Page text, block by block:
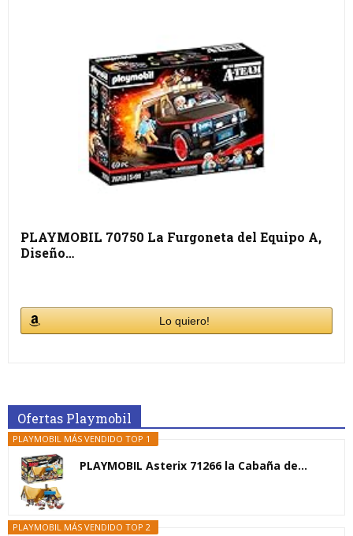
PLAYMOBIL 70750 La Furgoneta del Equipo A,
Diseño…
Lo quiero!
Ofertas Playmobil
PLAYMOBIL MÁS VENDIDO TOP 1
PLAYMOBIL Asterix 71266 la Cabaña de...
PLAYMOBIL MÁS VENDIDO TOP 2